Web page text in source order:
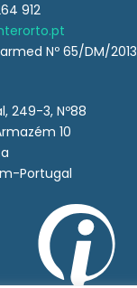
912
Nº 65/DM/2013
249-3, Nº88
10
Portugal